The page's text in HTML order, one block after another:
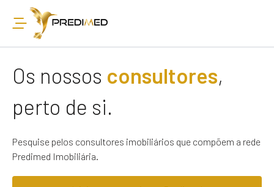
Os nossos consultores,
perto de si.
Pesquise pelos consultores imobiliários que compõem a rede
Predimed Imobiliária.